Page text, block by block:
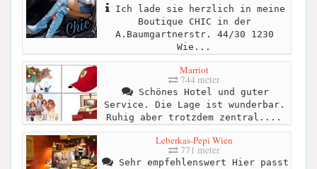
Ich lade sie herzlich in meine
Boutique CHIC in der
A.Baumgartnerstr. 44/30 1230
Wie...
Marriot
744 meter
Schönes Hotel und guter
Service. Die Lage ist wunderbar.
Ruhig aber trotzdem zentral....
Leberkas-Pepi Wien
771 meter
Sehr empfehlenswert Hier passt